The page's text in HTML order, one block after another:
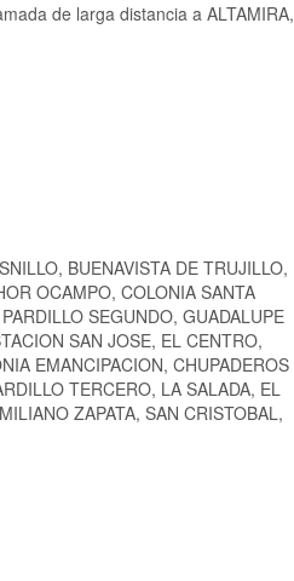
de larga distancia a ALTAMIRA,
BUENAVISTA DE TRUJILLO,
OCAMPO, COLONIA SANTA
SEGUNDO, GUADALUPE
SAN JOSE, EL CENTRO,
EMANCIPACION, CHUPADEROS
TERCERO, LA SALADA, EL
ZAPATA, SAN CRISTOBAL,